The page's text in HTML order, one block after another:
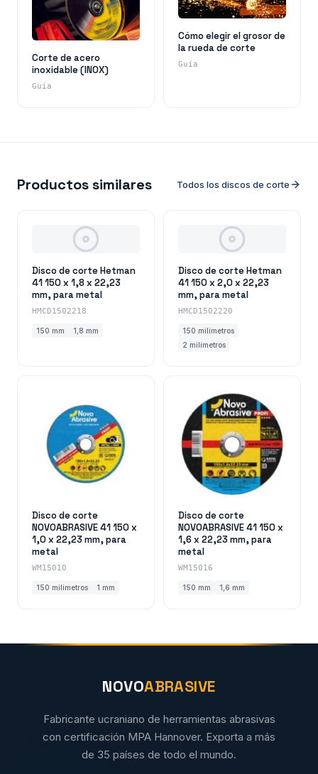
Corte de acero
inoxidable (INOX)
Guía
Cómo elegir el grosor de
la rueda de corte
Guía
Productos similares Todos los discos de corte
Disco de corte Hetman
41 150 x 1,8 x 22,23
mm, para metal
HMCD1502218
150 mm 1,8 mm
Disco de corte Hetman
41 150 x 2,0 x 22,23
mm, para metal
HMCD1502220
150 milímetros
2 milímetros
Disco de corte
NOVOABRASIVE 41 150 x
1,0 x 22,23 mm, para
metal
WM15010
150 milímetros 1 mm
Disco de corte
NOVOABRASIVE 41 150 x
1,6 x 22,23 mm, para
metal
WM15016
150 mm 1,6 mm
NOVOABRASIVE
Fabricante ucraniano de herramientas abrasivas
con certificación MPA Hannover. Exporta a más
de 35 países de todo el mundo.